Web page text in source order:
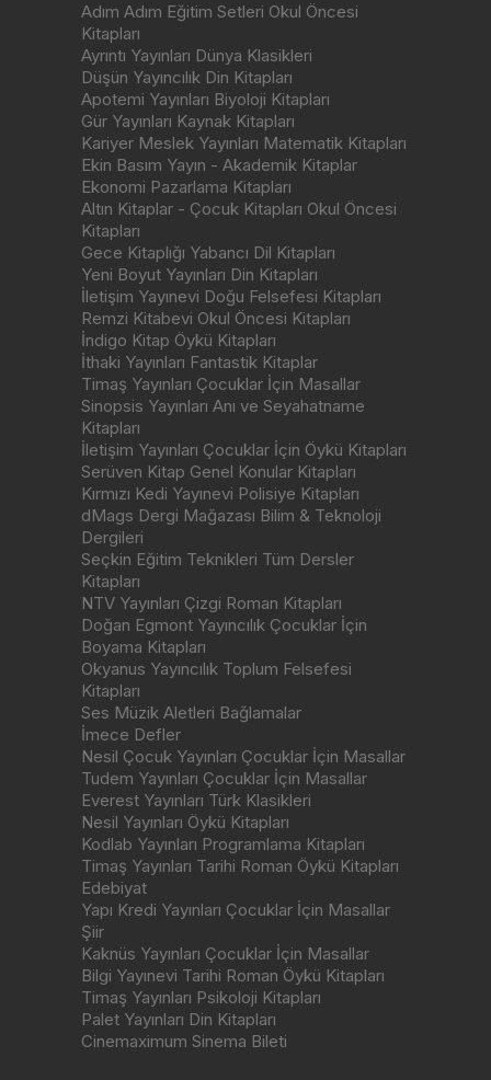
Adım Adım Eğitim Setleri Okul Öncesi
Kitapları
Ayrıntı Yayınları Dünya Klasikleri
Düşün Yayıncılık Din Kitapları
Apotemi Yayınları Biyoloji Kitapları
Gür Yayınları Kaynak Kitapları
Kariyer Meslek Yayınları Matematik Kitapları
Ekin Basım Yayın - Akademik Kitaplar
Ekonomi Pazarlama Kitapları
Altın Kitaplar - Çocuk Kitapları Okul Öncesi
Kitapları
Gece Kitaplığı Yabancı Dil Kitapları
Yeni Boyut Yayınları Din Kitapları
İletişim Yayınevi Doğu Felsefesi Kitapları
Remzi Kitabevi Okul Öncesi Kitapları
İndigo Kitap Öykü Kitapları
İthaki Yayınları Fantastik Kitaplar
Timaş Yayınları Çocuklar İçin Masallar
Sinopsis Yayınları Anı ve Seyahatname
Kitapları
İletişim Yayınları Çocuklar İçin Öykü Kitapları
Serüven Kitap Genel Konular Kitapları
Kırmızı Kedi Yayınevi Polisiye Kitapları
dMags Dergi Mağazası Bilim & Teknoloji
Dergileri
Seçkin Eğitim Teknikleri Tüm Dersler
Kitapları
NTV Yayınları Çizgi Roman Kitapları
Doğan Egmont Yayıncılık Çocuklar İçin
Boyama Kitapları
Okyanus Yayıncılık Toplum Felsefesi
Kitapları
Ses Müzik Aletleri Bağlamalar
İmece Defler
Nesil Çocuk Yayınları Çocuklar İçin Masallar
Tudem Yayınları Çocuklar İçin Masallar
Everest Yayınları Türk Klasikleri
Nesil Yayınları Öykü Kitapları
Kodlab Yayınları Programlama Kitapları
Timaş Yayınları Tarihi Roman Öykü Kitapları
Edebiyat
Yapı Kredi Yayınları Çocuklar İçin Masallar
Şiir
Kaknüs Yayınları Çocuklar İçin Masallar
Bilgi Yayınevi Tarihi Roman Öykü Kitapları
Timaş Yayınları Psikoloji Kitapları
Palet Yayınları Din Kitapları
Cinemaximum Sinema Bileti